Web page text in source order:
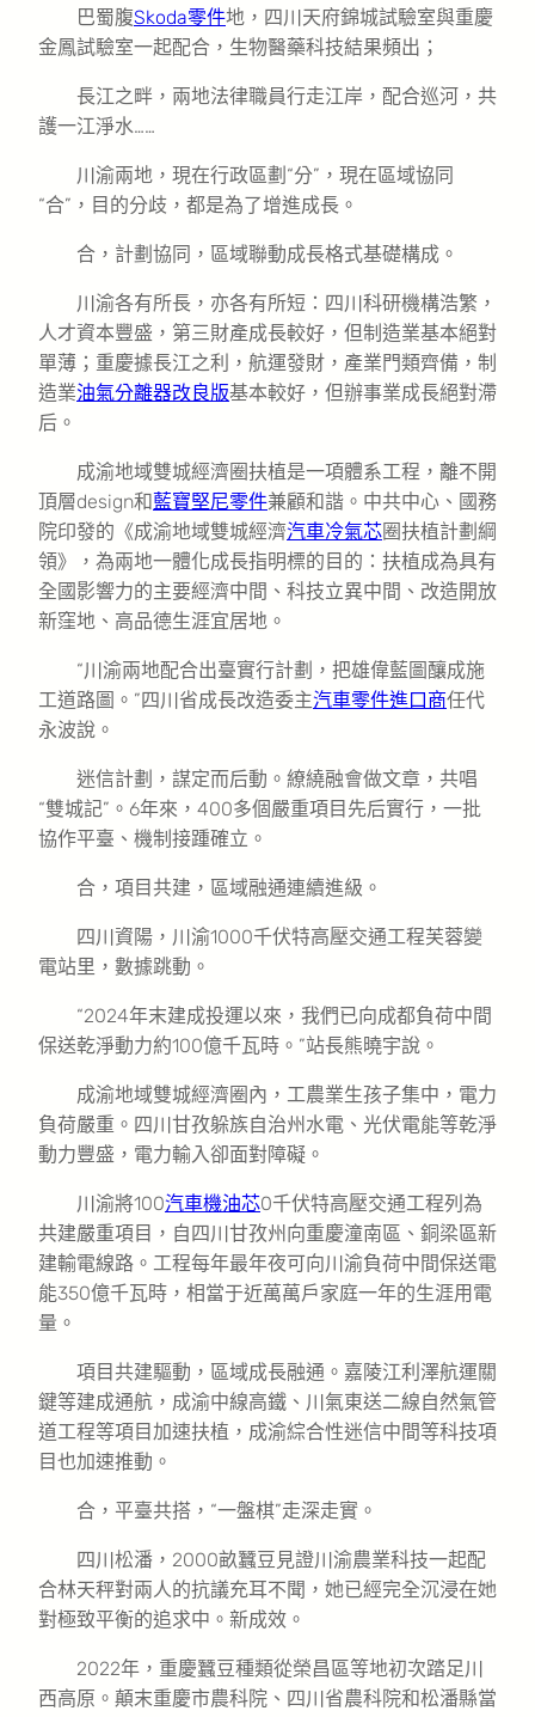
巴蜀腹Skoda零件地，四川天府錦城試驗室與重慶
金鳳試驗室一起配合，生物醫藥科技結果頻出；
長江之畔，兩地法律職員行走江岸，配合巡河，共
護一江淨水……
川渝兩地，現在行政區劃“分”，現在區域協同
“合”，目的分歧，都是為了增進成長。
合，計劃協同，區域聯動成長格式基礎構成。
川渝各有所長，亦各有所短：四川科研機構浩繁，
人才資本豐盛，第三財產成長較好，但制造業基本絕對
單薄；重慶據長江之利，航運發財，產業門類齊備，制
造業油氣分離器改良版基本較好，但辦事業成長絕對滯
后。
成渝地域雙城經濟圈扶植是一項體系工程，離不開
頂層design和藍寶堅尼零件兼顧和諧。中共中心、國務
院印發的《成渝地域雙城經濟汽車冷氣芯圈扶植計劃綱
領》，為兩地一體化成長指明標的目的：扶植成為具有
全國影響力的主要經濟中間、科技立異中間、改造開放
新窪地、高品德生涯宜居地。
“川渝兩地配合出臺實行計劃，把雄偉藍圖釀成施
工道路圖。”四川省成長改造委主汽車零件進口商任代
永波說。
迷信計劃，謀定而后動。繚繞融會做文章，共唱
“雙城記”。6年來，400多個嚴重項目先后實行，一批
協作平臺、機制接踵確立。
合，項目共建，區域融通連續進級。
四川資陽，川渝1000千伏特高壓交通工程芙蓉變
電站里，數據跳動。
“2024年末建成投運以來，我們已向成都負荷中間
保送乾淨動力約100億千瓦時。”站長熊曉宇說。
成渝地域雙城經濟圈內，工農業生孩子集中，電力
負荷嚴重。四川甘孜躲族自治州水電、光伏電能等乾淨
動力豐盛，電力輸入卻面對障礙。
川渝將100汽車機油芯0千伏特高壓交通工程列為
共建嚴重項目，自四川甘孜州向重慶潼南區、銅梁區新
建輸電線路。工程每年最年夜可向川渝負荷中間保送電
能350億千瓦時，相當于近萬萬戶家庭一年的生涯用電
量。
項目共建驅動，區域成長融通。嘉陵江利澤航運關
鍵等建成通航，成渝中線高鐵、川氣東送二線自然氣管
道工程等項目加速扶植，成渝綜合性迷信中間等科技項
目也加速推動。
合，平臺共搭，“一盤棋”走深走實。
四川松潘，2000畝蠶豆見證川渝農業科技一起配
合林天秤對兩人的抗議充耳不聞，她已經完全沉浸在她
對極致平衡的追求中。新成效。
2022年，重慶蠶豆種類從榮昌區等地初次踏足川
西高原。顛末重慶市農科院、四川省農科院和松潘縣當